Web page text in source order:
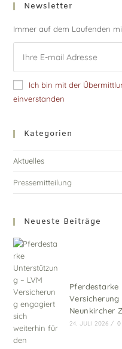
Newsletter
Immer auf dem Laufenden
Ich bin mit der
einverstanden
Kategorien
Aktuelles
Pressemitteilung
Neueste Beiträge
Pferdestarke
Neunkircher
24. JULI 2026 / 0